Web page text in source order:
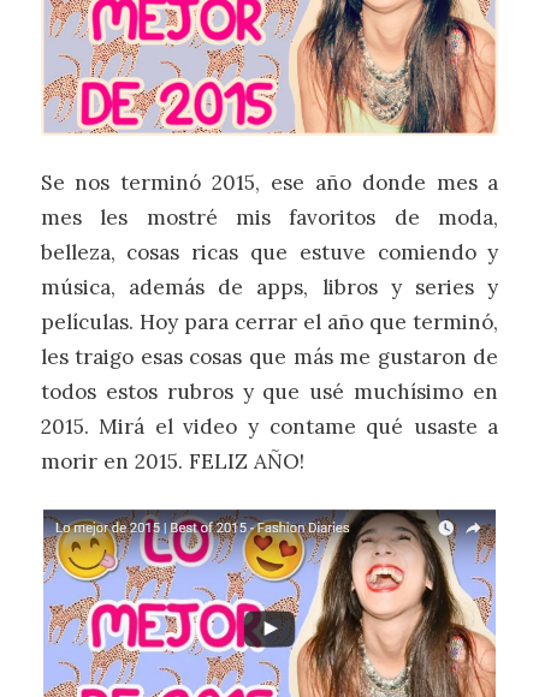
Se nos terminó 2015, ese año donde mes a
mes les mostré mis favoritos de moda,
belleza, cosas ricas que estuve comiendo y
música, además de apps, libros y series y
películas. Hoy para cerrar el año que terminó,
les traigo esas cosas que más me gustaron de
todos estos rubros y que usé muchísimo en
2015. Mirá el video y contame qué usaste a
morir en 2015. FELIZ AÑO!